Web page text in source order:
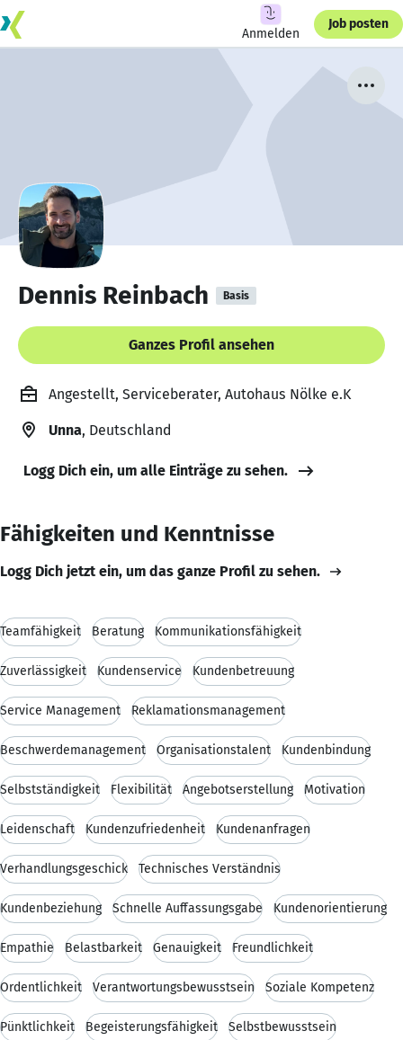
Anmelden
Job posten
Dennis Reinbach Basis
Ganzes Profil ansehen
Angestellt, Serviceberater, Autohaus Nölke e.K
Unna, Deutschland
Logg Dich ein, um alle Einträge zu sehen.
Fähigkeiten und Kenntnisse
Logg Dich jetzt ein, um das ganze Profil zu sehen.
Teamfähigkeit Beratung Kommunikationsfähigkeit
Zuverlässigkeit Kundenservice Kundenbetreuung
Service Management Reklamationsmanagement
Beschwerdemanagement Organisationstalent Kundenbindung
Selbstständigkeit Flexibilität Angebotserstellung Motivation
Leidenschaft Kundenzufriedenheit Kundenanfragen
Verhandlungsgeschick Technisches Verständnis
Kundenbeziehung Schnelle Auffassungsgabe Kundenorientierung
Empathie Belastbarkeit Genauigkeit Freundlichkeit
Ordentlichkeit Verantwortungsbewusstsein Soziale Kompetenz
Pünktlichkeit Begeisterungsfähigkeit Selbstbewusstsein